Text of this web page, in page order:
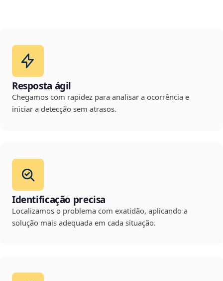
Resposta ágil
Chegamos com rapidez para analisar a ocorrência e
iniciar a detecção sem atrasos.
Identificação precisa
Localizamos o problema com exatidão, aplicando a
solução mais adequada em cada situação.